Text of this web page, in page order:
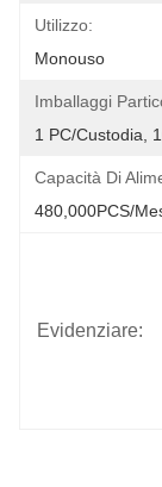
Utilizzo:
Monouso
Imballaggi
1 PC/Custodia,
Capacità Di
480,000PCS/
Evidenziare: